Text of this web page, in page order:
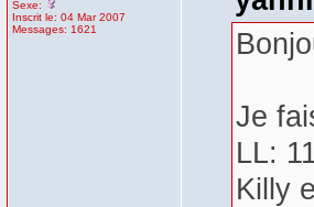
Sexe:
Inscrit le: 04 Mar 2007
Messages: 1621
Je
LL:
Killy